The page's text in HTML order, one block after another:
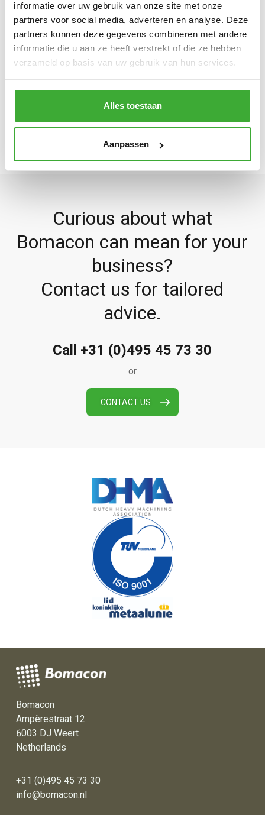
informatie over uw gebruik van onze site met onze
partners voor social media, adverteren en analyse. Deze
partners kunnen deze gegevens combineren met andere
informatie die u aan ze heeft verstrekt of die ze hebben
verzameld op basis van uw gebruik van hun services.
Alles toestaan
Aanpassen
Turning - EST Ticino 520.3000
Turning - Padovani Labor 275 E
BACK
Curious about what
Bomacon can mean for your
business?
Contact us for tailored
advice.
Call +31 (0)495 45 73 30
or
CONTACT US
Bomacon
Ampèrestraat 12
6003 DJ Weert
Netherlands
+31 (0)495 45 73 30
info@bomacon.nl